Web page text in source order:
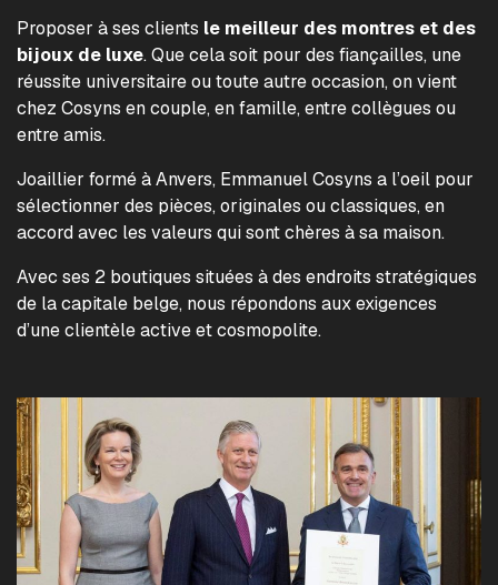
Proposer à ses clients le meilleur des montres et des
bijoux de luxe. Que cela soit pour des fiançailles, une
réussite universitaire ou toute autre occasion, on vient
chez Cosyns en couple, en famille, entre collègues ou
entre amis.
Joaillier formé à Anvers, Emmanuel Cosyns a l’oeil pour
sélectionner des pièces, originales ou classiques, en
accord avec les valeurs qui sont chères à sa maison.
Avec ses 2 boutiques situées à des endroits stratégiques
de la capitale belge, nous répondons aux exigences
d’une clientèle active et cosmopolite.